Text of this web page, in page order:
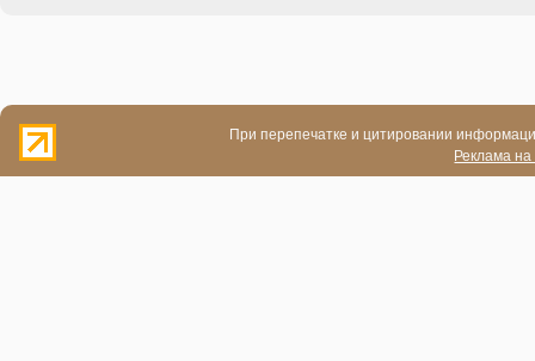
При перепечатке и цитировании
Реклама на